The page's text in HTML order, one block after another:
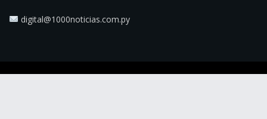
digital@1000noticias.com.py